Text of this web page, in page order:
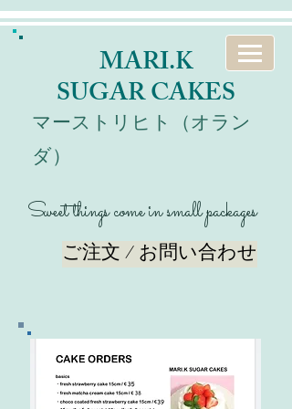
MARI.K
SUGAR CAKES
マーストリヒト（オラン
ダ）
Sweet things come in small packages
ご注文 / お問い合わせ